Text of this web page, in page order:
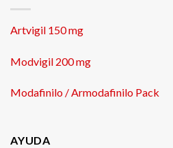
Artvigil 150 mg
Modvigil 200 mg
Modafinilo / Armodafinilo Pack
AYUDA